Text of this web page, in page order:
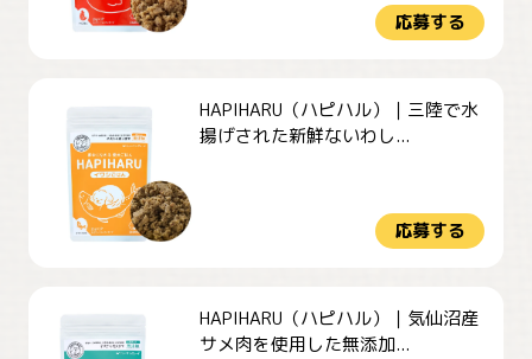
応募する
HAPIHARU（ハピハル）｜三陸で水
揚げされた新鮮ないわし...
応募する
HAPIHARU（ハピハル）｜気仙沼産
サメ肉を使用した無添加...